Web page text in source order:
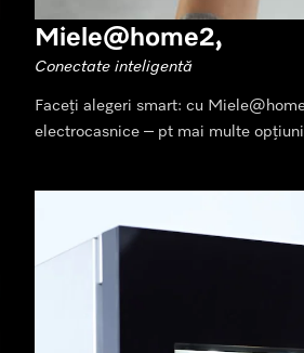
Miele@home2,
Conectate inteligentă
Faceți alegeri smart: cu
electrocasnice – pt mai multe